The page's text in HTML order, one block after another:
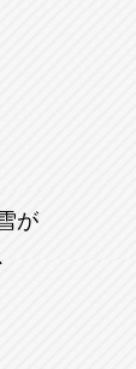
が